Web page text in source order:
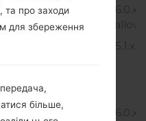
Android 6.0.x
Marshmallow
Android 5.1.x
Android 6.0.x
та про заходи
для збереження
більше,